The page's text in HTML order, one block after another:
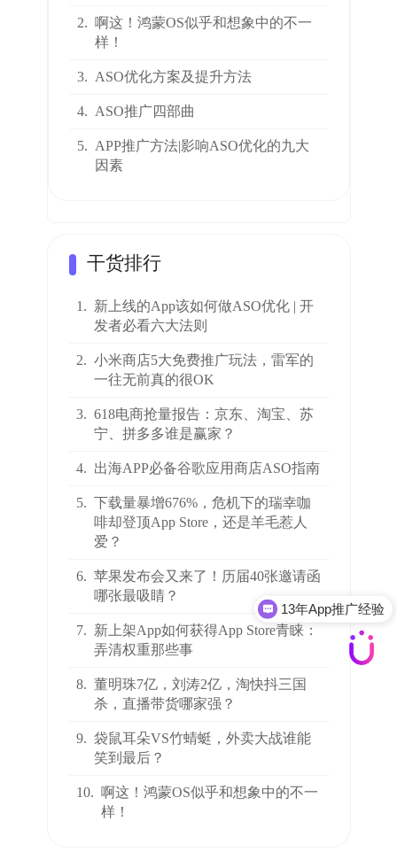
2. 啊这！鸿蒙OS似乎和想象中的不一
样！
3. ASO优化方案及提升方法
4. ASO推广四部曲
5. APP推广方法|影响ASO优化的九大
因素
干货排行
1. 新上线的App该如何做ASO优化 | 开
发者必看六大法则
2. 小米商店5大免费推广玩法，雷军的
一往无前真的很OK
3. 618电商抢量报告：京东、淘宝、苏
宁、拼多多谁是赢家？
4. 出海APP必备谷歌应用商店ASO指南
5. 下载量暴增676%，危机下的瑞幸咖
啡却登顶App Store，还是羊毛惹人
爱？
6. 苹果发布会又来了！历届40张邀请函
哪张最吸睛？
7. 新上架App如何获得App Store青睐：
弄清权重那些事
8. 董明珠7亿，刘涛2亿，淘快抖三国
杀，直播带货哪家强？
9. 袋鼠耳朵VS竹蜻蜓，外卖大战谁能
笑到最后？
10. 啊这！鸿蒙OS似乎和想象中的不一
样！
13年App推广经验